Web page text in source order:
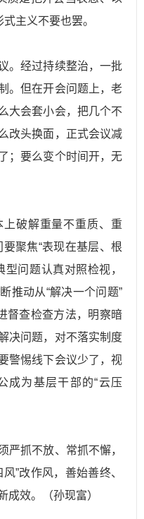
主义不要也罢。
。经过持续整治，一批
。但在开会问题上，老
大会套小会，把几个不
改头换面，正式会议减
；要么变个时间开，无
破解重量不重质、重
要聚焦“表现在基层、根
问题认真对照检视，
推动从“解决一个问题”
督查检查方法，明察暗
决问题，对不落实制度
警惕线下会议少了，视
成为基层干部的“云压
严抓不放、常抓不懈，
”改作风，善始善终、
成效。（孙现富）